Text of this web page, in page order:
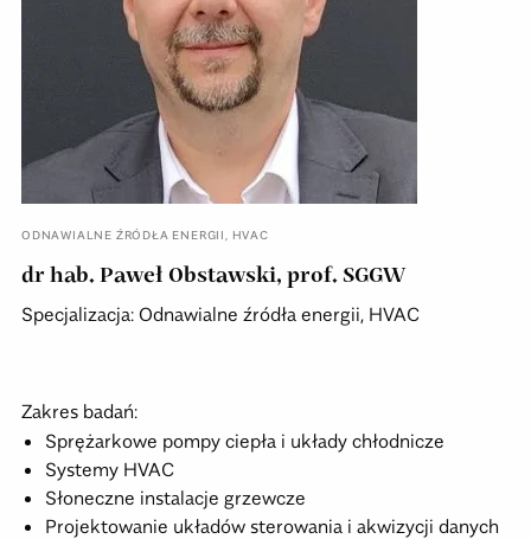
ODNAWIALNE ŹRÓDŁA ENERGII HVAC
dr hab. Paweł Obstawski, prof. SGGW
Specjalizacja: Odnawialne źródła energii, HVAC
Zakres badań:
Sprężarkowe pompy ciepła i układy chłodnicze
Systemy HVAC
Słoneczne instalacje grzewcze
Projektowanie układów sterowania i akwizycji danych